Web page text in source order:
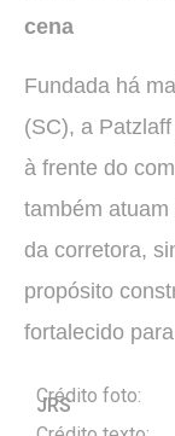
cena
Fundada há
(SC), a
à frente do
também
da corretora,
propósito
fortalecido
Crédito foto:
JRS